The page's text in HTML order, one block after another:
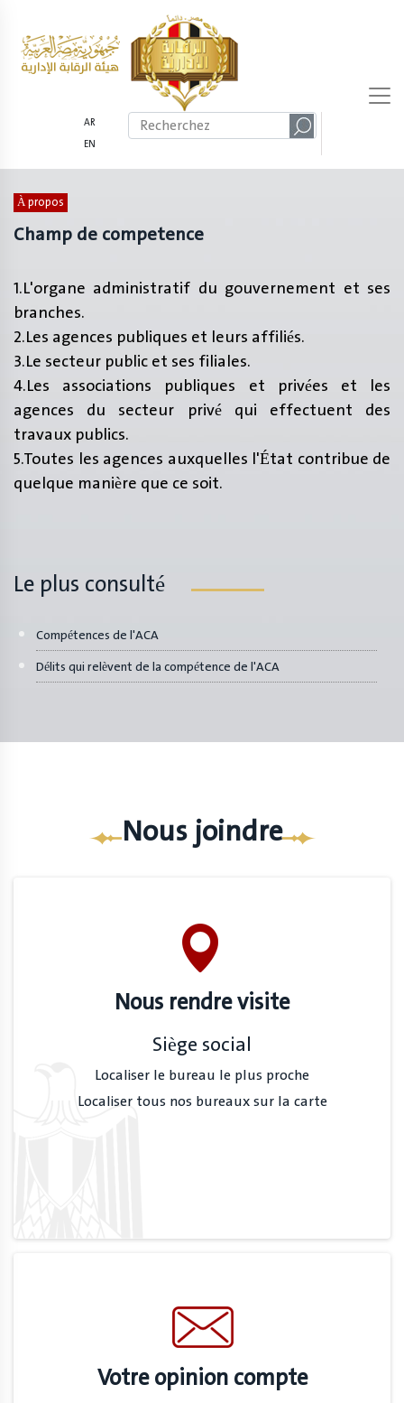
AR
EN
À propos
Champ de competence
1.L'organe administratif du gouvernement et ses
branches.
2.Les agences publiques et leurs affiliés.
3.Le secteur public et ses filiales.
4.Les associations publiques et privées et les
agences du secteur privé qui effectuent des
travaux publics.
5.Toutes les agences auxquelles l'État contribue de
quelque manière que ce soit.
Le plus consulté
Compétences de l'ACA
Délits qui relèvent de la compétence de l'ACA
Nous joindre
Nous rendre visite
Siège social
Localiser le bureau le plus proche
Localiser tous nos bureaux sur la carte
Votre opinion compte